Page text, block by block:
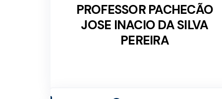
PROFESSOR PACHECÃO
JOSE INACIO DA SILVA
PEREIRA